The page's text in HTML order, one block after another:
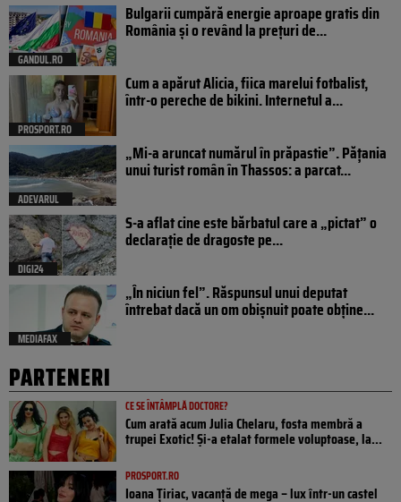
GANDUL.RO
Bulgarii cumpără energie aproape gratis din
România și o revând la prețuri de...
PROSPORT.RO
Cum a apărut Alicia, fiica marelui fotbalist,
într-o pereche de bikini. Internetul a...
ADEVARUL
„Mi-a aruncat numărul în prăpastie”. Pățania
unui turist român în Thassos: a parcat...
DIGI24
S-a aflat cine este bărbatul care a „pictat” o
declarație de dragoste pe...
MEDIAFAX
„În niciun fel”. Răspunsul unui deputat
întrebat dacă un om obișnuit poate obține...
PARTENERI
CE SE ÎNTÂMPLĂ DOCTORE?
Cum arată acum Julia Chelaru, fosta membră a
trupei Exotic! Și-a etalat formele voluptoase, la...
PROSPORT.RO
Ioana Țiriac, vacanță de mega – lux într-un castel